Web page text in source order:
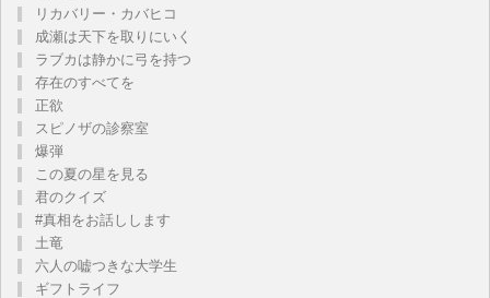
リカバリー・カバヒコ
成瀬は天下を取りにいく
ラブカは静かに弓を持つ
存在のすべてを
正欲
スピノザの診察室
爆弾
この夏の星を見る
君のクイズ
#真相をお話しします
土竜
六人の嘘つきな大学生
ギフトライフ